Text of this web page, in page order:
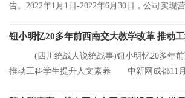
告。2022年1月1日-2022年6月30日，公司实现
钮小明忆20多年前西南交大教学改革 推动
(四川统战人说统战事)钮小明忆20多年前
推动工科学生提升人文素养 中新网成都11月